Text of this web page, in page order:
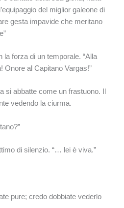
del miglior galeone di
gesta impavide che meritano
forza di un temporale. “Alla
Onore al Capitano Vargas!”
si abbatte come un frastuono. Il
vedendo la ciurma.
di silenzio. “… lei è viva.”
pure; credo dobbiate vederlo